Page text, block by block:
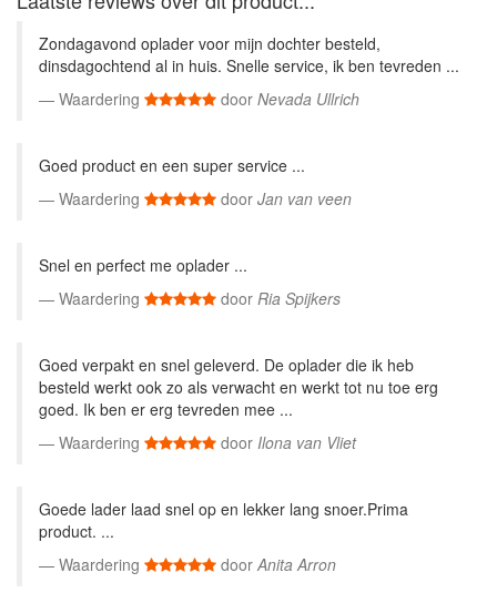
Zondagavond oplader voor mijn dochter besteld,
dinsdagochtend al in huis. Snelle service, ik ben tevreden ...
Waardering
door Nevada Ullrich
Goed product en een super service ...
Waardering
door Jan van veen
Snel en perfect me oplader ...
Waardering
door Ria Spijkers
Goed verpakt en snel geleverd. De oplader die ik heb
besteld werkt ook zo als verwacht en werkt tot nu toe erg
goed. Ik ben er erg tevreden mee ...
Waardering
door Ilona van Vliet
Goede lader laad snel op en lekker lang snoer.Prima
product. ...
Waardering
doorAnita Arron